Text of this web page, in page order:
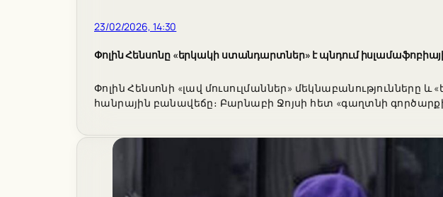
23/02/2026, 14:30
Փոլին Հենսոնը «երկակի ստանդարտներ» է պնդում
Փոլին Հենսոնի «լավ մուսուլմաններ»
հանրային բանավեճը։ Բարնաբի Ջոյսի հետ «գաղտնի